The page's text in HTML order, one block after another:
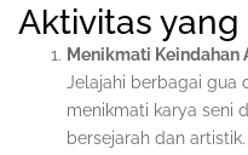
Aktivitas yang
Menikmati
Jelajahi berbagai gua
menikmati karya seni
bersejarah dan artistik.